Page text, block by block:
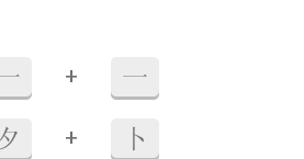
+ 一
+ 卜